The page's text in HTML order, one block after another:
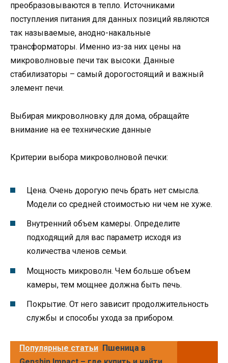
преобразовываются в тепло. Источниками
поступления питания для данных позиций являются
так называемые, анодно-накальные
трансформаторы. Именно из-за них цены на
микроволновые печи так высоки. Данные
стабилизаторы – самый дорогостоящий и важный
элемент печи.
Выбирая микроволновку для дома, обращайте
внимание на ее технические данные
Критерии выбора микроволновой печки:
Цена. Очень дорогую печь брать нет смысла.
Модели со средней стоимостью ни чем не хуже.
Внутренний объем камеры. Определите
подходящий для вас параметр исходя из
количества членов семьи.
Мощность микроволн. Чем больше объем
камеры, тем мощнее должна быть печь.
Покрытие. От него зависит продолжительность
службы и способы ухода за прибором.
Популярные статьи Пшеница в